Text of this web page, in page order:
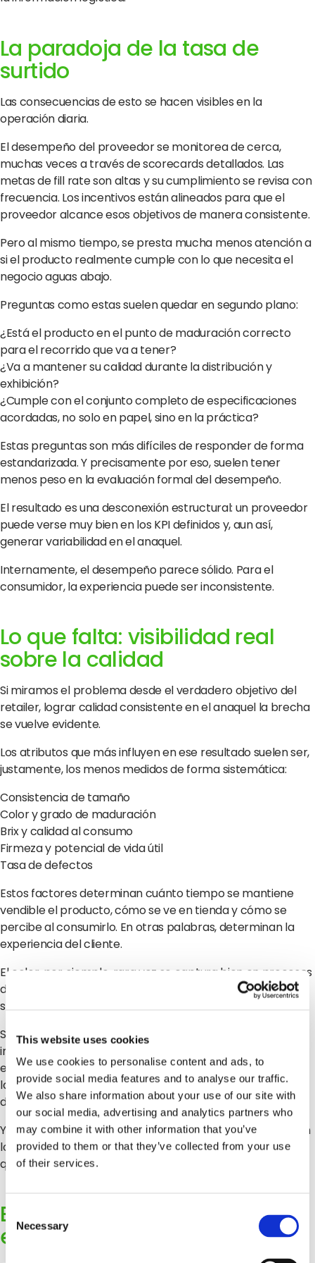
This website uses cookies
We use cookies to personalise content and ads, to
provide social media features and to analyse our traffic.
We also share information about your use of our site with
our social media, advertising and analytics partners who
may combine it with other information that you’ve
provided to them or that they’ve collected from your use
of their services.
Consent
Selection
Necessary
La paradoja de la tasa de
surtido
Las consecuencias de esto se hacen visibles en la
operación diaria.
El desempeño del proveedor se monitorea de cerca,
muchas veces a través de scorecards detallados. Las
metas de fill rate son altas y su cumplimiento se revisa con
frecuencia. Los incentivos están alineados para que el
proveedor alcance esos objetivos de manera consistente.
Pero al mismo tiempo, se presta mucha menos atención a
si el producto realmente cumple con lo que necesita el
negocio aguas abajo.
Preguntas como estas suelen quedar en segundo plano:
¿Está el producto en el punto de maduración correcto
para el recorrido que va a tener?
¿Va a mantener su calidad durante la distribución y
exhibición?
¿Cumple con el conjunto completo de especificaciones
acordadas, no solo en papel, sino en la práctica?
Estas preguntas son más difíciles de responder de forma
estandarizada. Y precisamente por eso, suelen tener
menos peso en la evaluación formal del desempeño.
El resultado es una desconexión estructural: un proveedor
puede verse muy bien en los KPI definidos y, aun así,
generar variabilidad en el anaquel.
Internamente, el desempeño parece sólido. Para el
consumidor, la experiencia puede ser inconsistente.
Lo que falta: visibilidad real
sobre la calidad
Si miramos el problema desde el verdadero objetivo del
retailer, lograr calidad consistente en el anaquel la brecha
se vuelve evidente.
Los atributos que más influyen en ese resultado suelen ser,
justamente, los menos medidos de forma sistemática:
Consistencia de tamaño
Color y grado de maduración
Brix y calidad al consumo
Firmeza y potencial de vida útil
Tasa de defectos
Estos factores determinan cuánto tiempo se mantiene
vendible el producto, cómo se ve en tienda y cómo se
percibe al consumirlo. En otras palabras, determinan la
experiencia del cliente.
El color, por ejemplo, rara vez se captura bien en procesos
de aseguramiento de calidad enfocados en logística. Pero
su impacto comercial es enorme.
Sin datos estructurados y estandarizados, es muy difícil
incorporar estos atributos dentro de los modelos de
evaluación de proveedores. Siguen estando presentes en
la operación, pero no terminan de integrarse en la toma
de decisiones.
Y eso lleva a una realidad incómoda: los retailers optimizan
lo que pueden ver en sus sistemas, no necesariamente lo
que están viviendo sus clientes.
El costo de medir las cosas
equivocadas